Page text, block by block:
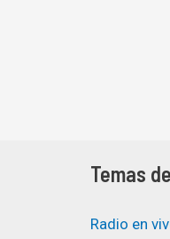
Temas
Radio en